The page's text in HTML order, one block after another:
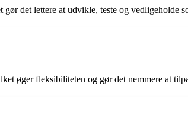
det lettere at udvikle, teste og vedligeholde
øger fleksibiliteten og gør det nemmere at